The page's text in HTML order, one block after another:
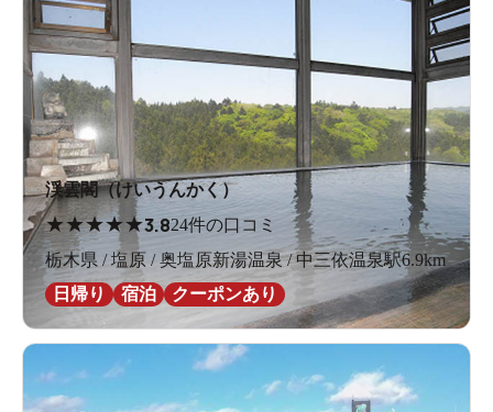
渓雲閣（けいうんかく）
★★★★★3.824件の口コミ
栃木県 / 塩原 / 奥塩原新湯温泉 / 中三依温泉駅6.9km
日帰り
宿泊 クーポンあり